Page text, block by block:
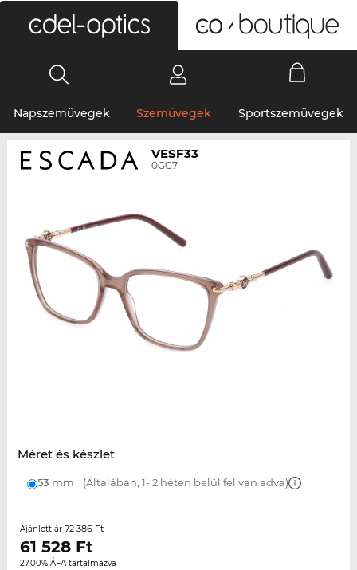
Napszemüvegek Szemüvegek Sportszemüvegek
VESF33
0GG7
Méret és készlet
53 mm (Általában, 1- 2 héten belül fel van adva)
Ajánlott ár 72 386 Ft
61 528Ft
27.00% ÁFA tartalmazva